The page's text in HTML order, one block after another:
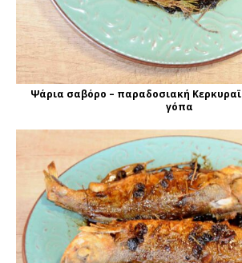
Ψάρια σαβόρο – παραδοσιακή
γόπα